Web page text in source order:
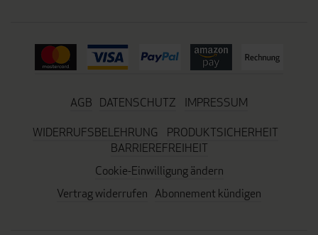
AGB DATENSCHUTZ
IMPRESSUM
WIDERRUFSBELEHRUNG
PRODUKTSICHERHEIT
BARRIEREFREIHEIT
Cookie-Einwilligung ändern
Vertrag widerrufen Abonnement kündigen